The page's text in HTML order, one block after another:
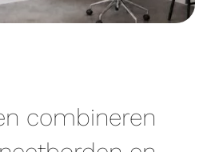
combineren